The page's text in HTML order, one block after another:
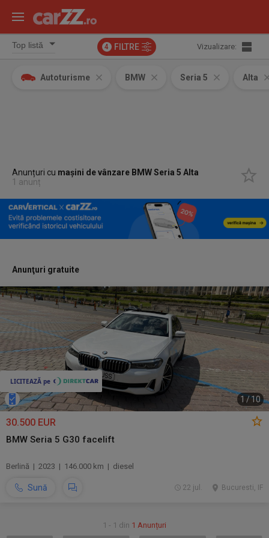
4 FILTRE Vizualizare:
Autoturisme BMW Seria 5 Alta
Anunțuri cu mașini de vânzare BMW Seria 5 Alta
1 anunț
Anunţuri gratuite
1 /10
30.500 EUR
BMW Seria 5 G30 facelift
Berlină | 2023 | 146.000 km | diesel
Sună Bucuresti, IF
22 jul.
1 - 1 din 1 Anunțuri